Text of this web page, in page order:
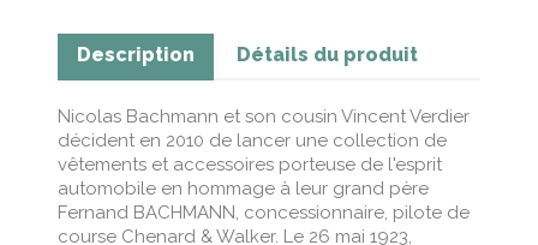
Description Détails du produit
Nicolas Bachmann et son cousin Vincent Verdier
décident en 2010 de lancer une collection de
vêtements et accessoires porteuse de l'esprit
automobile en hommage à leur grand père
Fernand BACHMANN, concessionnaire, pilote de
course Chenard & Walker. Le 26 mai 1923,